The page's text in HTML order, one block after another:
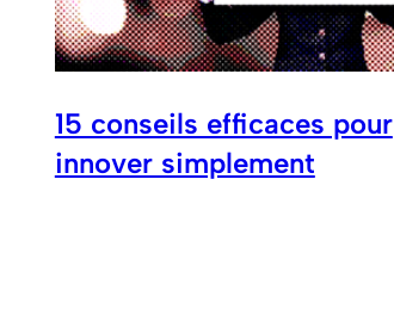
15 conseils efficaces pour
innover simplement